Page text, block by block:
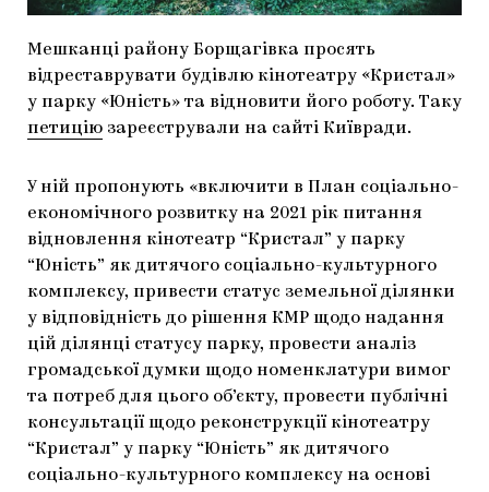
Мешканці району Борщагівка просять
відреставрувати будівлю кінотеатру «Кристал»
у парку «Юність» та відновити його роботу. Таку
петицію зареєстрували на сайті Київради.
У ній пропонують «включити в План соціально-
економічного розвитку на 2021 рік питання
відновлення кінотеатр “Кристал” у парку
“Юність” як дитячого соціально-культурного
комплексу, привести статус земельної ділянки
у відповідність до рішення КМР щодо надання
цій ділянці статусу парку, провести аналіз
громадської думки щодо номенклатури вимог
та потреб для цього об’єкту, провести публічні
консультації щодо реконструкції кінотеатру
“Кристал” у парку “Юність” як дитячого
соціально-культурного комплексу на основі